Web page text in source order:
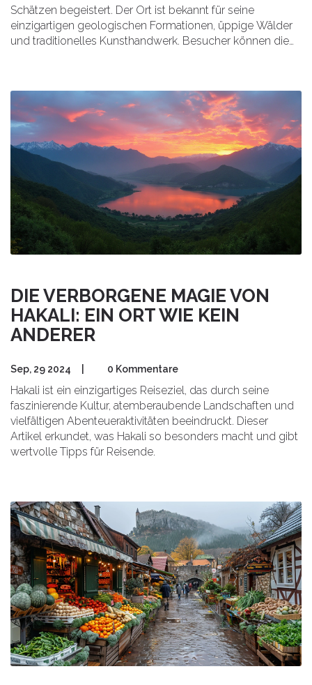
Schätzen begeistert. Der Ort ist bekannt für seine
einzigartigen geologischen Formationen, üppige Wälder
und traditionelles Kunsthandwerk. Besucher können die
Erkunden lokaler Märkte – Hakali verspricht
unvergessliche Erlebnisse. Diese Oase bleibt unentdeckt
von den Massen und bietet eine perfekte Flucht aus dem
Alltag.
DIE VERBORGENE MAGIE VON
HAKALI: EIN ORT WIE KEIN
ANDERER
Sep, 29 2024 0 Kommentare
Hakali ist ein einzigartiges Reiseziel, das durch seine
faszinierende Kultur, atemberaubende Landschaften und
vielfältigen Abenteueraktivitäten beeindruckt. Dieser
Artikel erkundet, was Hakali so besonders macht und gibt
wertvolle Tipps für Reisende.